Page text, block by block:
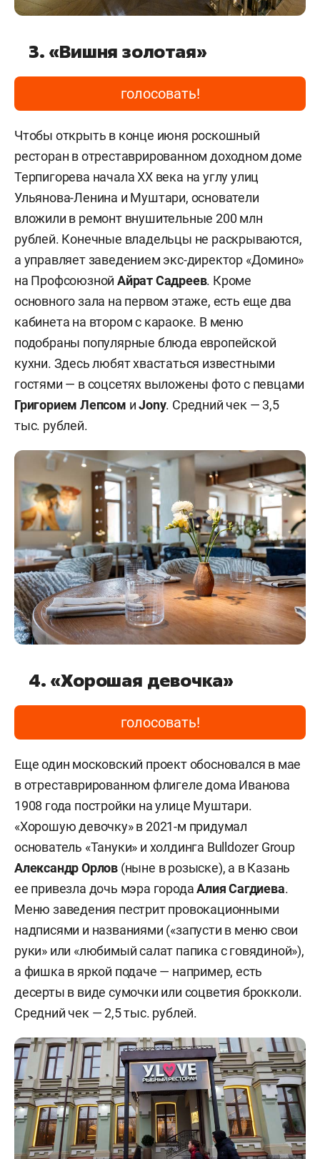
3. «Вишня золотая»
голосовать!
Чтобы открыть в конце июня роскошный
ресторан в отреставрированном доходном доме
Терпигорева начала XX века на углу улиц
Ульянова-Ленина и Муштари, основатели
вложили в ремонт внушительные 200 млн
рублей. Конечные владельцы не раскрываются,
а управляет заведением экс-директор «Домино»
на ПрофсоюзнойАйрат Садреев. Кроме
основного зала на первом этаже, есть еще два
кабинета на втором с караоке. В меню
подобраны популярные блюда европейской
кухни. Здесь любят хвастаться известными
гостями — в соцсетях выложены фото с певцами
Григорием Лепсом иJony. Средний чек — 3,5
тыс. рублей.
4. «Хорошая девочка»
голосовать!
Еще один московский проект обосновался в мае
в отреставрированном флигеле дома Иванова
1908 года постройки на улице Муштари.
«Хорошую девочку» в 2021-м придумал
основатель «Тануки» и холдинга Bulldozer Group
Александр Орлов (ныне в розыске), а в Казань
ее привезла дочь мэра городаАлия Сагдиева.
Меню заведения пестрит провокационными
надписями и названиями («запусти в меню свои
руки» или «любимый салат папика с говядиной»),
а фишка в яркой подаче — например, есть
десерты в виде сумочки или соцветия брокколи.
Средний чек — 2,5 тыс. рублей.